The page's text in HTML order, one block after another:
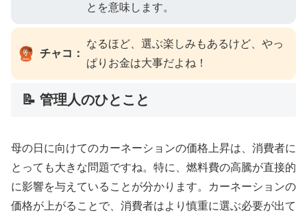
とを意味します。
チャコ：
なるほど、選ぶ楽しみもあるけど、やっ
ぱりお金は大事だよね！
📝 管理人のひとこと
母の日に向けてのカーネーションの価格上昇は、消費者に
とっても大きな問題ですね。特に、燃料費の高騰が直接的
に影響を与えていることが分かります。カーネーションの
価格が上がることで、消費者はより慎重に選ぶ必要が出て